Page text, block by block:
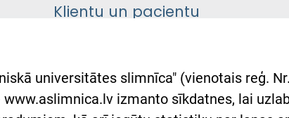
Klientu un pacientu
Austrumu slimnīcas
atbalsts Ukrainai
universitātes slimnīca" (vienotais reģ.
izmanto sīkdatnes, lai